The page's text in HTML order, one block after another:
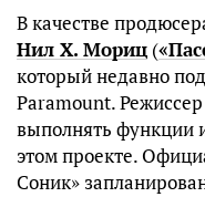
В качестве
Нил Х. Мориц (
который недавно
Paramount.
выполнять функции
этом проекте.
Соник»